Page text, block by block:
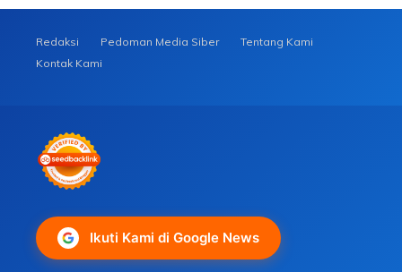
Redaksi Pedoman Media Siber
Tentang Kami
Kontak Kami
Ikuti Kami di Google News